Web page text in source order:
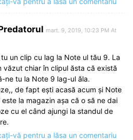
mart. 9, 2019, 10:23 PM At
un clip cu lag la Note ul tău 9. La
văzut chiar în clipul ăsta că există
ne tu la Note 9 lag-ul ăla.
de fapt ești acasă acum și Note
este la magazin așa că o să ne dai
cu el când ajungi la standul de
vă pentru a lăsa un comentariu